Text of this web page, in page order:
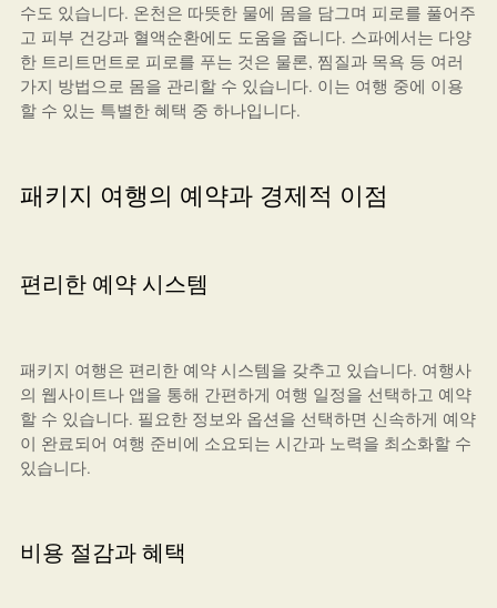
수도 있습니다. 온천은 따뜻한 물에 몸을 담그며 피로를 풀어주
고 피부 건강과 혈액순환에도 도움을 줍니다. 스파에서는 다양
한 트리트먼트로 피로를 푸는 것은 물론, 찜질과 목욕 등 여러
가지 방법으로 몸을 관리할 수 있습니다. 이는 여행 중에 이용
할 수 있는 특별한 혜택 중 하나입니다.
패키지 여행의 예약과 경제적 이점
편리한 예약 시스템
패키지 여행은 편리한 예약 시스템을 갖추고 있습니다. 여행사
의 웹사이트나 앱을 통해 간편하게 여행 일정을 선택하고 예약
할 수 있습니다. 필요한 정보와 옵션을 선택하면 신속하게 예약
이 완료되어 여행 준비에 소요되는 시간과 노력을 최소화할 수
있습니다.
비용 절감과 혜택